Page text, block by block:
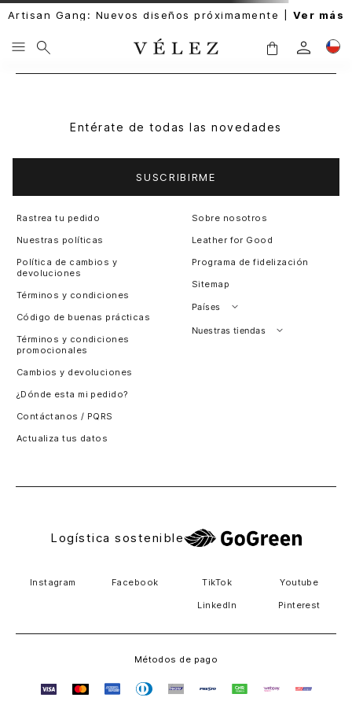
Artisan Gang: Nuevos diseños próximamente | Ver más
Entérate de todas las novedades
SUSCRIBIRME
Rastrea tu pedido
Nuestras políticas
Política de cambios y
devoluciones
Términos y condiciones
Código de buenas prácticas
Términos y condiciones
promocionales
Cambios y devoluciones
¿Dónde esta mi pedido?
Contáctanos / PQRS
Actualiza tus datos
Sobre nosotros
Leather for Good
Programa de fidelización
Sitemap
Países
Perú
Nuestras tiendas
Logística sostenible
Instagram Facebook TikTok Youtube
LinkedIn Pinterest
Métodos de pago